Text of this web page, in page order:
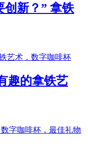
创新？” 拿铁
趣的拿铁艺